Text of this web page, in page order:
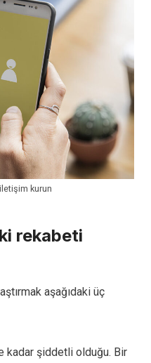
kurun
rekabeti
aşağıdaki üç
kadar şiddetli olduğu. Bir